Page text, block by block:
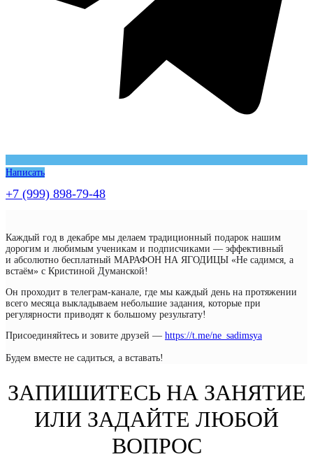
Написать
+7 (999) 898-79-48
Каждый год в декабре мы делаем традиционный подарок нашим
дорогим и любимым ученикам и подписчиками — эффективный
и абсолютно бесплатный МАРАФОН НА ЯГОДИЦЫ «Не садимся, а
встаём» с Кристиной Думанской!
Он проходит в телеграм-канале, где мы каждый день на протяжении
всего месяца выкладываем небольшие задания, которые при
регулярности приводят к большому результату!
Присоединяйтесь и зовите друзей — https://t.me/ne_sadimsya
Будем вместе не садиться, а вставать!
ЗАПИШИТЕСЬ НА ЗАНЯТИЕ
ИЛИ ЗАДАЙТЕ ЛЮБОЙ
ВОПРОС